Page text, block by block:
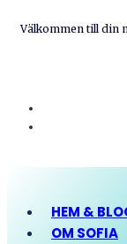
Välkommen till din
HEM &
OM SOFIA